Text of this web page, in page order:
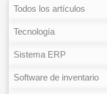
Todos los artículos
Tecnología
Sistema ERP
Software de inventario